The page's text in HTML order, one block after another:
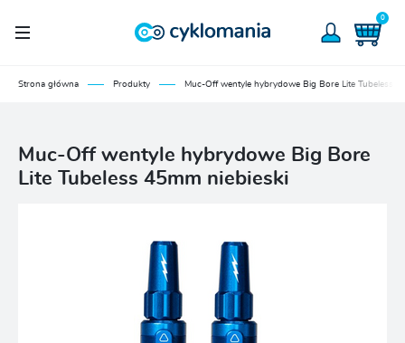
0
Strona główna Produkty Muc-Off wentyle hybrydowe Big Bore Lite Tubeless
Muc-Off wentyle hybrydowe Big Bore
Lite Tubeless 45mm niebieski